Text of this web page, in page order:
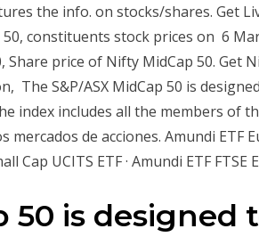
the info. on stocks/shares. Get
constituents stock prices on 6
Share price of Nifty MidCap 50. Get
The S&P/ASX MidCap 50 is
index includes all the members of
de acciones. Amundi ETF
Cap UCITS ETF · Amundi ETF FTSE
50 is designed